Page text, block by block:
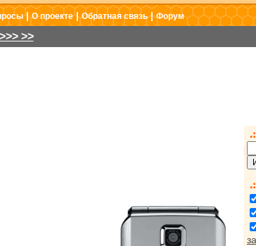
|О проекте|Обратная связь|Форум
>>